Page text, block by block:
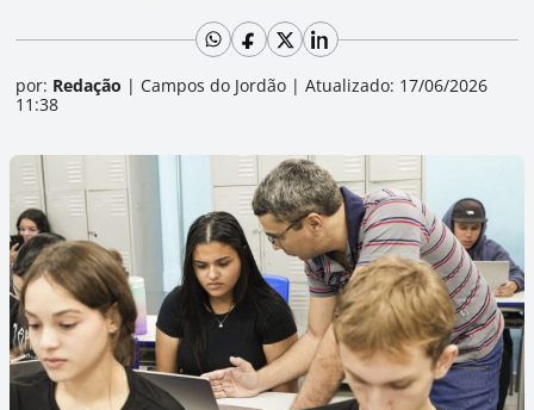
por: Redação | Campos do Jordão | Atualizado: 17/06/2026
11:38